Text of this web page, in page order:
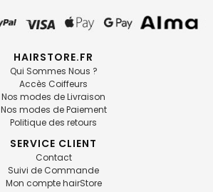
HAIRSTORE.FR
Qui Sommes Nous ?
Accès Coiffeurs
Nos modes de Livraison
Nos modes de Paiement
Politique des retours
SERVICE CLIENT
Contact
Suivi de Commande
Mon compte hairStore